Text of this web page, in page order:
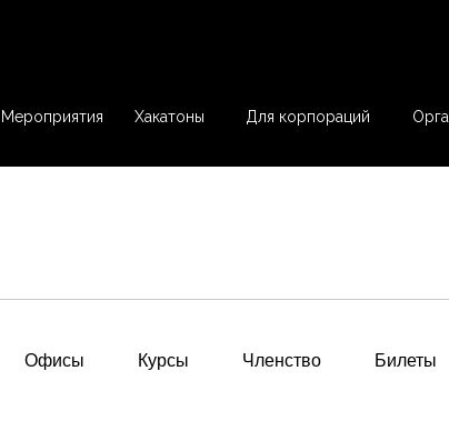
Для корпораций
Хакатоны
Мероприятия
Офисы Курсы Членство Билеты